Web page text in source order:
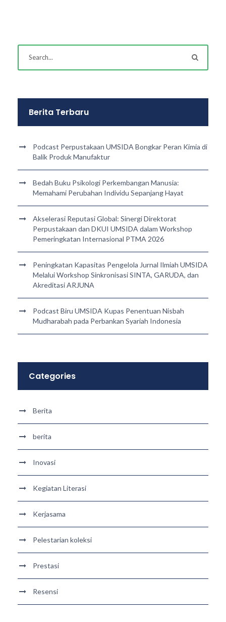
Berita Terbaru
Podcast Perpustakaan UMSIDA Bongkar Peran Kimia di
Balik Produk Manufaktur
Bedah Buku Psikologi Perkembangan Manusia:
Memahami Perubahan Individu Sepanjang Hayat
Akselerasi Reputasi Global: Sinergi Direktorat
Perpustakaan dan DKUI UMSIDA dalam Workshop
Pemeringkatan Internasional PTMA 2026
Peningkatan Kapasitas Pengelola Jurnal Ilmiah UMSIDA
Melalui Workshop Sinkronisasi SINTA, GARUDA, dan
Akreditasi ARJUNA
Podcast Biru UMSIDA Kupas Penentuan Nisbah
Mudharabah pada Perbankan Syariah Indonesia
Categories
Berita
berita
Inovasi
Kegiatan Literasi
Kerjasama
Pelestarian koleksi
Prestasi
Resensi